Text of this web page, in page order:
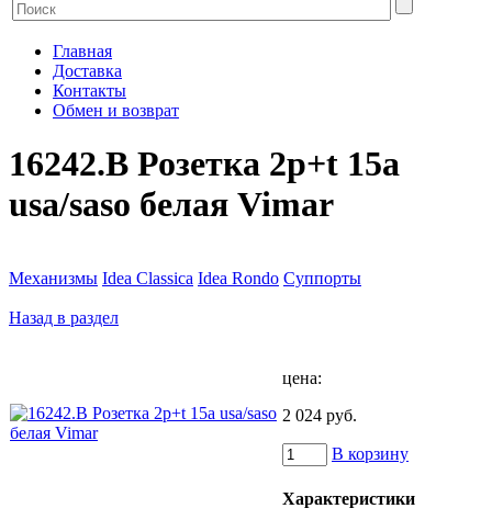
Главная
Доставка
Контакты
Обмен и возврат
16242.B Розетка 2p+t 15a
usa/saso белая Vimar
Механизмы Idea Classica Idea Rondo Суппорты
Назад в раздел
цена:
2 024 руб.
В корзину
Характеристики